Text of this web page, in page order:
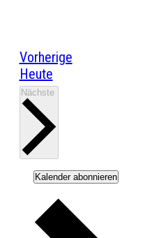
VorherigeVeranstaltungen
Heute
Nächste
Kalender abonnieren